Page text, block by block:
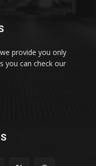
provide you only
you can check our